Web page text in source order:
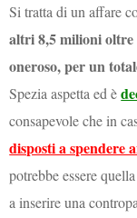
Si tratta di un affare
altri 8,5 milioni
oneroso, per un
Spezia aspetta ed è
consapevole che in
disposti a spendere
potrebbe essere
a inserire una